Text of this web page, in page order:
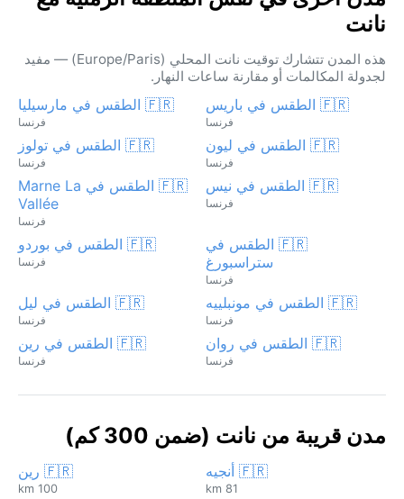
نانت
هذه المدن تتشارك توقيت نانت المحلي (Europe/Paris) — مفيد
لجدولة المكالمات أو مقارنة ساعات النهار.
🇫🇷 الطقس في باريس
فرنسا
🇫🇷 الطقس في مارسيليا
فرنسا
🇫🇷 الطقس في ليون
فرنسا
🇫🇷 الطقس في تولوز
فرنسا
🇫🇷 الطقس في نيس
فرنسا
🇫🇷 الطقس في Marne La
Vallée
فرنسا
🇫🇷 الطقس في
ستراسبورغ
فرنسا
🇫🇷 الطقس في بوردو
فرنسا
🇫🇷 الطقس في مونبلييه
فرنسا
🇫🇷 الطقس في ليل
فرنسا
🇫🇷 الطقس في روان
فرنسا
🇫🇷 الطقس في رين
فرنسا
مدن قريبة من نانت (ضمن 300 كم)
🇫🇷 أنجيه
81 km
🇫🇷 رين
100 km